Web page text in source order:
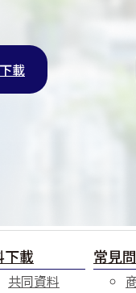
載
下載
共同資料
常見